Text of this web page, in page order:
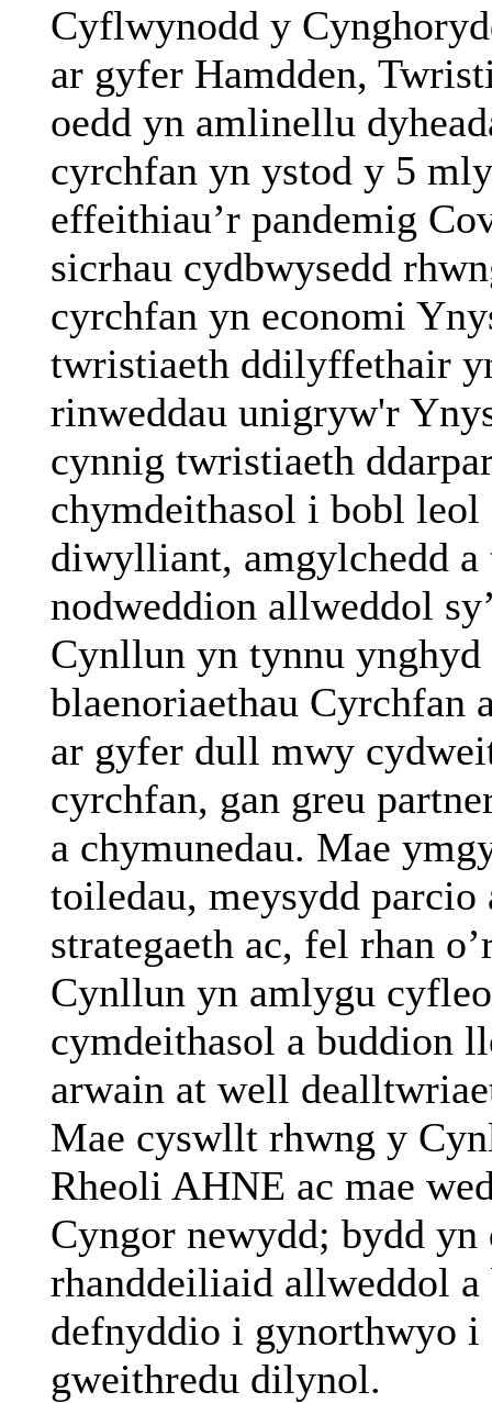
Cyflwynodd y
ar gyfer Hamdden,
oedd yn amlinellu
cyrchfan yn ystod y 5
effeithiau’r pandemig
sicrhau cydbwysedd
cyrchfan yn economi
twristiaeth ddilyffethair
rinweddau unigryw'r
cynnig twristiaeth
chymdeithasol i bobl leol
diwylliant, amgylchedd
nodweddion allweddol
Cynllun yn tynnu
blaenoriaethau Cyrchfan
ar gyfer dull mwy
cyrchfan, gan greu
a chymunedau. Mae
toiledau, meysydd
strategaeth ac, fel rhan
Cynllun yn amlygu
cymdeithasol a buddion
arwain at well
Mae cyswllt rhwng y
Rheoli AHNE ac mae
Cyngor newydd; bydd
rhanddeiliaid allweddol a
defnyddio i gynorthwyo i
gweithredu dilynol.